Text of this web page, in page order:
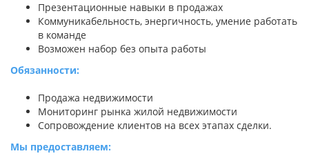
Презентационные навыки в продажах
Коммуникабельность, энергичность, умение работать
в команде
Возможен набор без опыта работы
Обязанности:
Продажа недвижимости
Мониторинг рынка жилой недвижимости
Сопровождение клиентов на всех этапах сделки.
Мы предоставляем: